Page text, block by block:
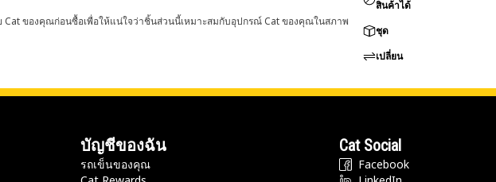
ของคุณก่อนซื้อเพื่อให้แน่ใจว่าชิ้นส่วนนี้เหมาะสมกับอุปกรณ์ Cat ของคุณในสภาพ
สินค้าได้
ชุด
เปลี่ยน
บัญชีของฉัน
รถเข็นของคุณ
Cat Social
Facebook